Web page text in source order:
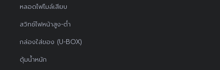
หลอดไฟไมล์เสียบ
สวิทช์ไฟหน้าสูง-ต่ำ
กล่องใส่ของ (U-BOX)
ตุ้มน้ำหนัก